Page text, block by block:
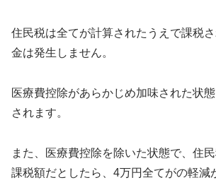
住民税は全てが計算されたうえで課税
金は発生しません。
医療費控除があらかじめ加味された状
されます。
また、医療費控除を除いた状態で、住
課税額だとしたら、4万円全てがの軽減